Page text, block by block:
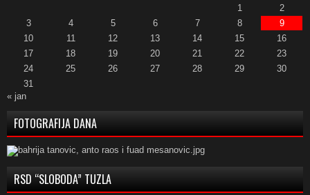
1
2
3
4 5 6 7 8
9
10
11 12 13 14 15
16
17
18 19 20 21 22
23
24
25 26 27 28 29
30
31
« jan
FOTOGRAFIJA DANA
RSD “SLOBODA” TUZLA